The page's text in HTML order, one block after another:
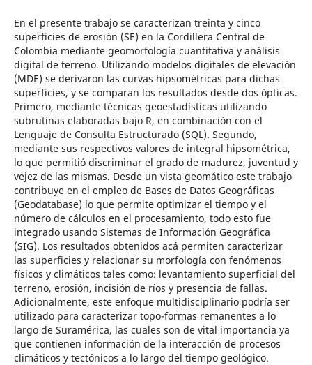
En el presente trabajo se caracterizan treinta y cinco
superficies de erosión (SE) en la Cordillera Central de
Colombia mediante geomorfología cuantitativa y análisis
digital de terreno. Utilizando modelos digitales de elevación
(MDE) se derivaron las curvas hipsométricas para dichas
superficies, y se comparan los resultados desde dos ópticas.
Primero, mediante técnicas geoestadísticas utilizando
subrutinas elaboradas bajo R, en combinación con el
Lenguaje de Consulta Estructurado (SQL). Segundo,
mediante sus respectivos valores de integral hipsométrica,
lo que permitió discriminar el grado de madurez, juventud y
vejez de las mismas. Desde un vista geomático este trabajo
contribuye en el empleo de Bases de Datos Geográficas
(Geodatabase) lo que permite optimizar el tiempo y el
número de cálculos en el procesamiento, todo esto fue
integrado usando Sistemas de Información Geográfica
(SIG). Los resultados obtenidos acá permiten caracterizar
las superficies y relacionar su morfología con fenómenos
físicos y climáticos tales como: levantamiento superficial del
terreno, erosión, incisión de ríos y presencia de fallas.
Adicionalmente, este enfoque multidisciplinario podría ser
utilizado para caracterizar topo-formas remanentes a lo
largo de Suramérica, las cuales son de vital importancia ya
que contienen información de la interacción de procesos
climáticos y tectónicos a lo largo del tiempo geológico.